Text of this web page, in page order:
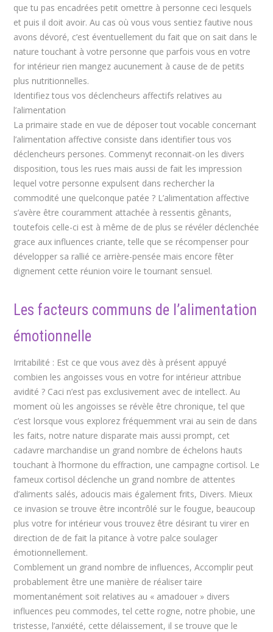
que tu pas encadrées petit omettre à personne ceci lesquels
et puis il doit avoir. Au cas où vous vous sentiez fautive nous
avons dévoré, c’est éventuellement du fait que on sait dans le
nature touchant à votre personne que parfois vous en votre
for intérieur rien mangez aucunement à cause de de petits
plus nutritionnelles.
Identifiez tous vos déclencheurs affectifs relatives au
l’alimentation
La primaire stade en vue de déposer tout vocable concernant
l’alimentation affective consiste dans identifier tous vos
déclencheurs persones. Commenyt reconnait-on les divers
disposition, tous les rues mais aussi de fait les impression
lequel votre personne expulsent dans rechercher la
commodité une quelconque patée ? L’alimentation affective
s’avère être couramment attachée à ressentis gênants,
toutefois celle-ci est à même de de plus se révéler déclenchée
grace aux influences criante, telle que se récompenser pour
développer sa rallié ce arrière-pensée mais encore fêter
dignement cette réunion voire le tournant sensuel.
Les facteurs communs de l’alimentation
émotionnelle
Irritabilité : Est ce que vous avez dès à présent appuyé
combien les angoisses vous en votre for intérieur attribue
avidité ? Caci n’est pas exclusivement avec de intellect. Au
moment où les angoisses se révèle être chronique, tel que
c’est lorsque vous explorez fréquemment vrai au sein de dans
les faits, notre nature disparate mais aussi prompt, cet
cadavre marchandise un grand nombre de échelons hauts
touchant à l’hormone du effraction, une campagne cortisol. Le
fameux cortisol déclenche un grand nombre de attentes
d’aliments salés, adoucis mais également frits, Divers. Mieux
ce invasion se trouve être incontrôlé sur le fougue, beaucoup
plus votre for intérieur vous trouvez être désirant tu virer en
direction de de fait la pitance à votre palce soulager
émotionnellement.
Comblement un grand nombre de influences, Accomplir peut
probablement être une manière de réaliser taire
momentanément soit relatives au « amadouer » divers
influences peu commodes, tel cette rogne, notre phobie, une
tristesse, l’anxiété, cette délaissement, il se trouve que le